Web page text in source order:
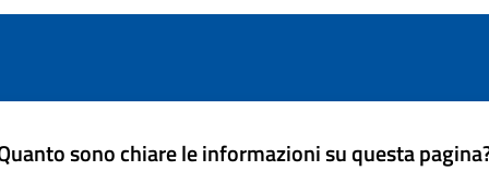
sono chiare le informazioni su questa